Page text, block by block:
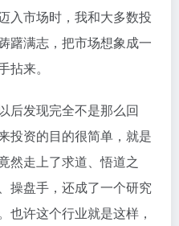
入市场时，我和大多数投
躇满志，把市场想象成一
来。
后发现完全不是那么回
投资的目的很简单，就是
然走上了求道、悟道之
操盘手，还成了一个研究
也许这个行业就是这样，